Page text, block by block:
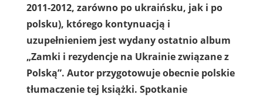
2011-2012, zarówno po ukraińsku, jak i po
polsku), którego kontynuacją i
uzupełnieniem jest wydany ostatnio album
„Zamki i rezydencje na Ukrainie związane z
Polską”. Autor przygotowuje obecnie polskie
tłumaczenie tej książki. Spotkanie